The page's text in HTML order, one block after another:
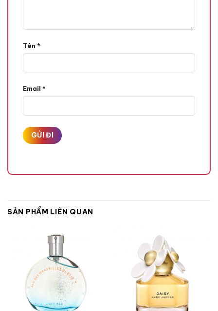
Hương Đầu
Quả Chanh Vàng,
Hoa Hồng
Hương Cuối
Hoa Nhài,
Tên *
Email *
SẢN PHẨM LIÊN QUAN